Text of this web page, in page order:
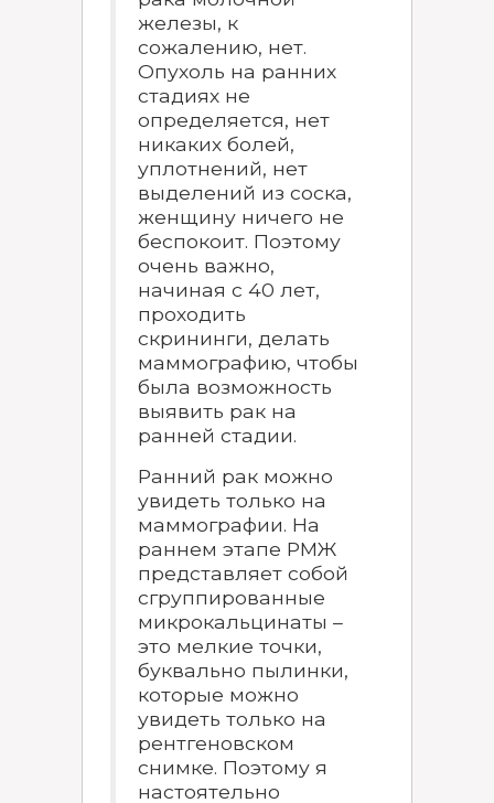
железы, к
сожалению, нет.
Опухоль на ранних
стадиях не
определяется, нет
никаких болей,
уплотнений, нет
выделений из соска,
женщину ничего не
беспокоит. Поэтому
очень важно,
начиная с 40 лет,
проходить
скрининги, делать
маммографию, чтобы
была возможность
выявить рак на
ранней стадии.
Ранний рак можно
увидеть только на
маммографии. На
раннем этапе РМЖ
представляет собой
сгруппированные
микрокальцинаты –
это мелкие точки,
буквально пылинки,
которые можно
увидеть только на
рентгеновском
снимке. Поэтому я
настоятельно